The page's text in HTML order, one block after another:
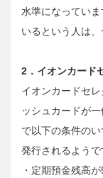
水準になってい
いるという人は
2．イオンカード
イオンカードセ
ッシュカードが
で以下の条件の
発行されるようで
・定期預金残高